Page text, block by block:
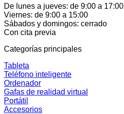
De lunes a jueves: de 9:00 a 17:00
Viernes: de 9:00 a 15:00
Sábados y domingos: cerrado
Con cita previa
Categorías principales
Tableta
Teléfono inteligente
Ordenador
Gafas de realidad virtual
Portátil
Accesorios